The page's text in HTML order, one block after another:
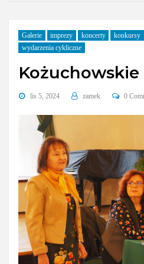
Galerie imprezy koncerty konkursy
wydarzenia cykliczne
lis 5, 2024 zamek 0